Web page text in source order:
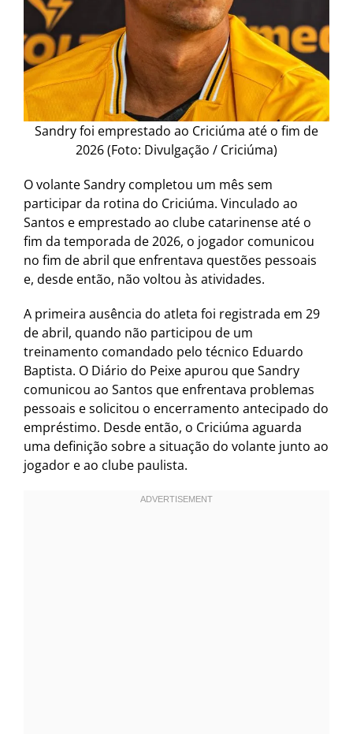
Sandry foi emprestado ao Criciúma até o fim de
2026 (Foto: Divulgação / Criciúma)
O volante Sandry completou um mês sem
participar da rotina do Criciúma. Vinculado ao
Santos e emprestado ao clube catarinense até o
fim da temporada de 2026, o jogador comunicou
no fim de abril que enfrentava questões pessoais
e, desde então, não voltou às atividades.
A primeira ausência do atleta foi registrada em 29
de abril, quando não participou de um
treinamento comandado pelo técnico Eduardo
Baptista. O Diário do Peixe apurou que Sandry
comunicou ao Santos que enfrentava problemas
pessoais e solicitou o encerramento antecipado do
empréstimo. Desde então, o Criciúma aguarda
uma definição sobre a situação do volante junto ao
jogador e ao clube paulista.